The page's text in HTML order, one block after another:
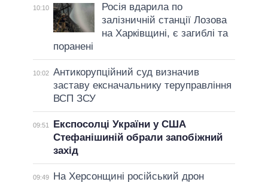
10:10
Росія вдарила по
залізничній станції Лозова
на Харківщині, є загиблі та
поранені
10:02 Антикорупційний суд визначив
заставу ексначальнику теруправління
ВСП ЗСУ
09:51
Експосолці України у США
Стефанішиній обрали запобіжний
захід
09:49
На Херсонщині російський дрон